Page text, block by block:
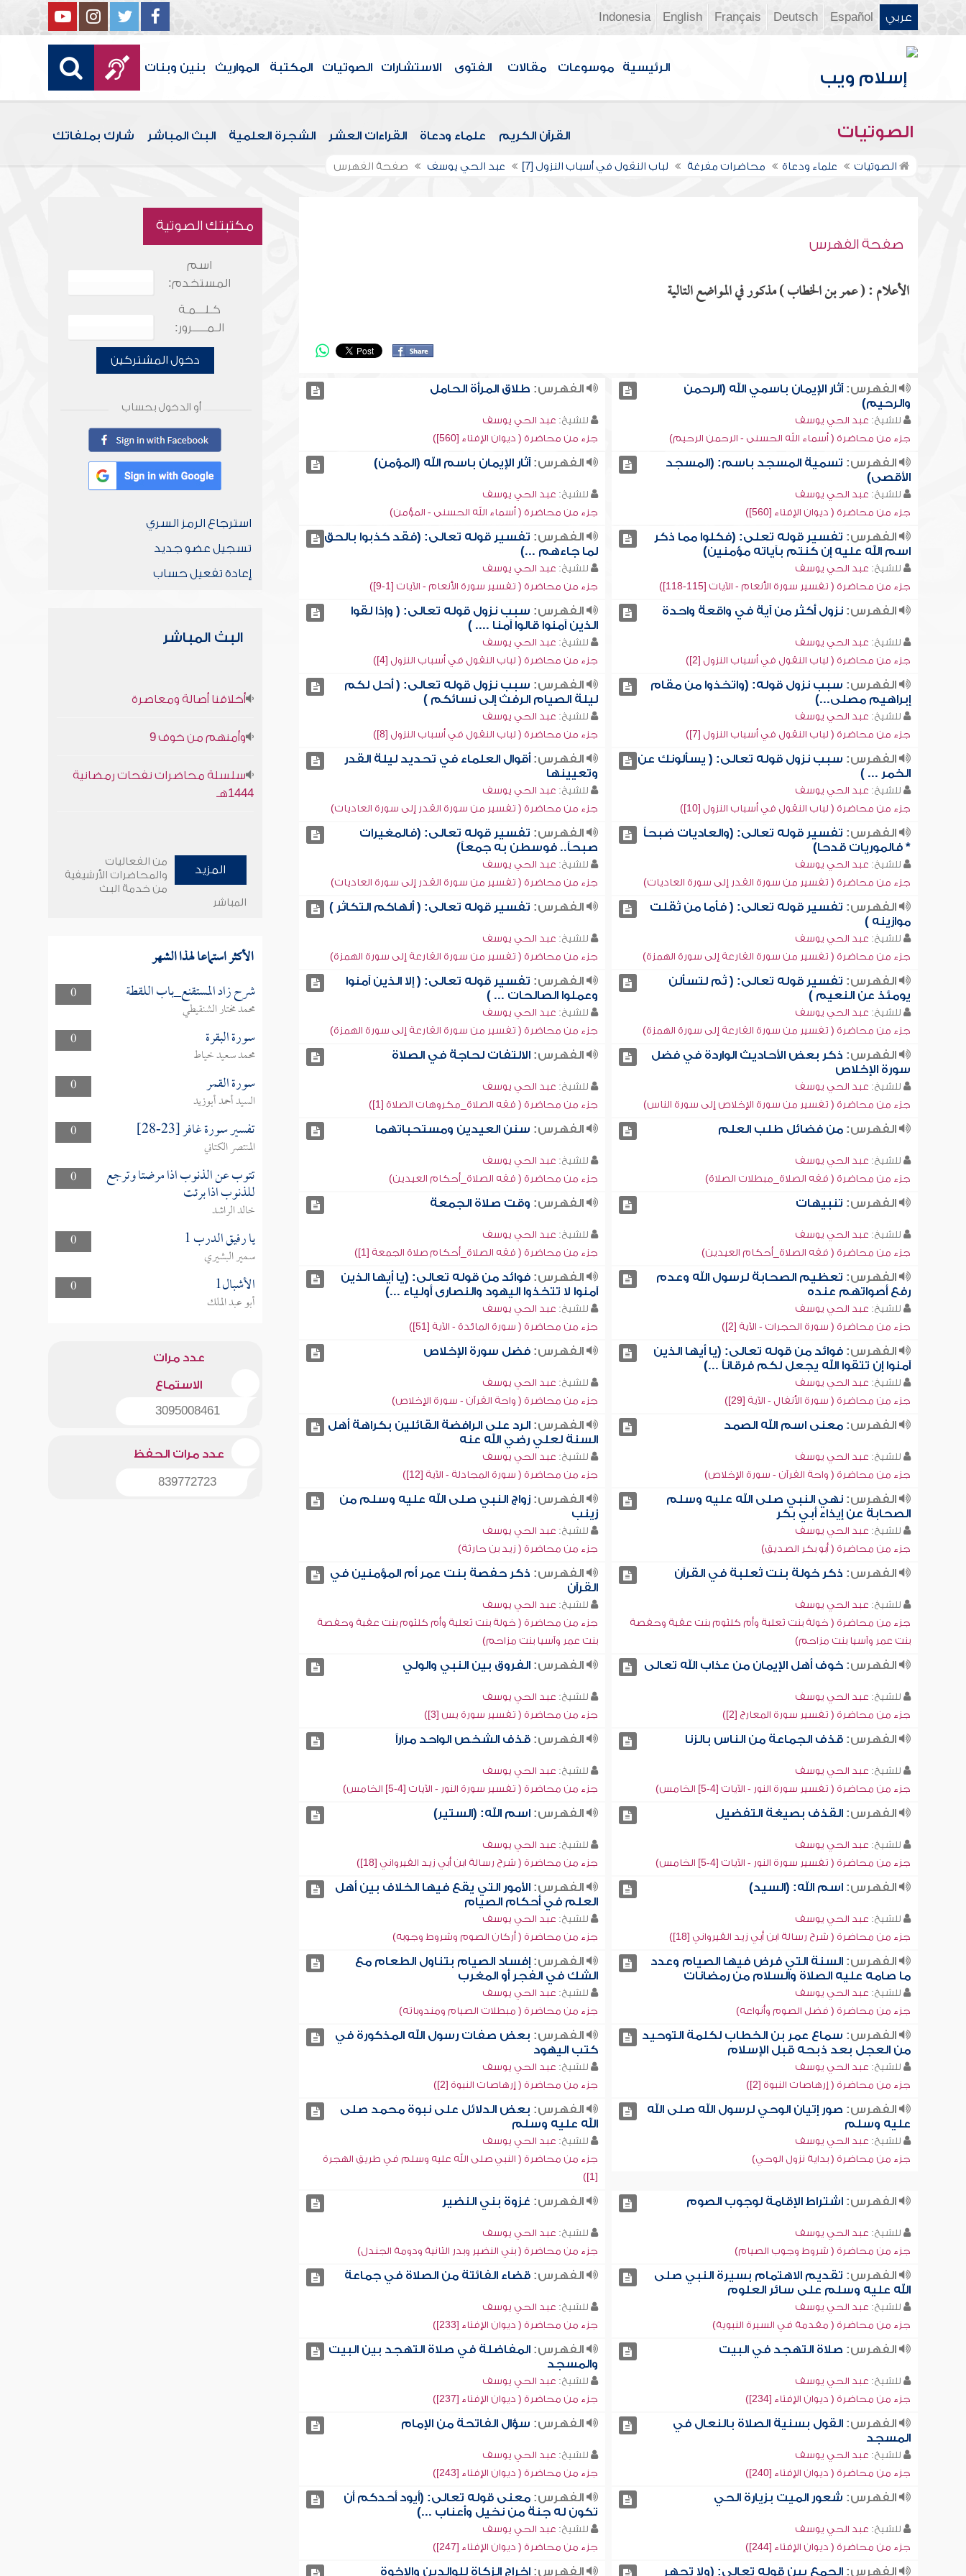
عربي Español
Deutsch
Français
English
Indonesia
الرئيسية موسوعات مقالات الفتوى الاستشارات الصوتيات المكتبة المواريث بنين وبنات
الصوتيات القرآن الكريم علماء ودعاة القراءات العشر الشجرة العلمية البث المباشر شارك بملفاتك
الصوتيات علماء ودعاة محاضرات مفرغة لباب النقول في أسباب النزول [7] عبد الحي يوسف صفحة الفهرس
صفحة الفهرس
الأعلام : ( عمر بن الخطاب ) مذكور في المواضع التالية
الفهرس:آثار الإيمان باسمي الله (الرحمن
والرحيم)
للشيخ: عبد الحي يوسف
جزء من محاضرة ( أسماء الله الحسنى - الرحمن الرحيم)
الفهرس: طلاق المرأة الحامل
للشيخ: عبد الحي يوسف
جزء من محاضرة ( ديوان الإفتاء [560])
الفهرس: تسمية المسجد باسم: (المسجد
الأقصى)
للشيخ: عبد الحي يوسف
جزء من محاضرة ( ديوان الإفتاء [560])
الفهرس: آثار الإيمان باسم الله (المؤمن)
للشيخ: عبد الحي يوسف
جزء من محاضرة ( أسماء الله الحسنى - المؤمن)
الفهرس: تفسير قوله تعلى: (فكلوا مما ذكر
اسم الله عليه إن كنتم بآياته مؤمنين)
للشيخ: عبد الحي يوسف
جزء من محاضرة ( تفسير سورة الأنعام - الآيات [115-118])
الفهرس: تفسير قوله تعالى: (فقد كذبوا بالحق
لما جاءهم ...)
للشيخ: عبد الحي يوسف
جزء من محاضرة ( تفسير سورة الأنعام - الآيات [1-9])
الفهرس:نزول أكثر من آية في واقعة واحدة
للشيخ: عبد الحي يوسف
جزء من محاضرة ( لباب النقول في أسباب النزول [2])
الفهرس: سبب نزول قوله تعالى: ( وإذا لقوا
الذين آمنوا قالوا آمنا .... )
للشيخ: عبد الحي يوسف
جزء من محاضرة ( لباب النقول في أسباب النزول [4])
الفهرس: سبب نزول قوله: (واتخذوا من مقام
إبراهيم مصلى...)
للشيخ: عبد الحي يوسف
جزء من محاضرة ( لباب النقول في أسباب النزول [7])
الفهرس: سبب نزول قوله تعالى: ( أحل لكم
ليلة الصيام الرفث إلى نسائكم )
للشيخ: عبد الحي يوسف
جزء من محاضرة ( لباب النقول في أسباب النزول [8])
الفهرس: سبب نزول قوله تعالى: ( يسألونك عن
الخمر ... )
للشيخ: عبد الحي يوسف
جزء من محاضرة ( لباب النقول في أسباب النزول [10])
الفهرس: أقوال العلماء في تحديد ليلة القدر
وتعيينها
للشيخ: عبد الحي يوسف
جزء من محاضرة ( تفسير من سورة القدر إلى سورة العاديات)
الفهرس: تفسير قوله تعالى: (والعاديات ضبحاً
* فالموريات قدحا)
للشيخ: عبد الحي يوسف
جزء من محاضرة ( تفسير من سورة القدر إلى سورة العاديات)
الفهرس: تفسير قوله تعالى: (فالمغيرات
صبحاً.. فوسطن به جمعاً)
للشيخ: عبد الحي يوسف
جزء من محاضرة ( تفسير من سورة القدر إلى سورة العاديات)
الفهرس: تفسير قوله تعالى: ( فأما من ثقلت
موازينه )
للشيخ: عبد الحي يوسف
جزء من محاضرة ( تفسير من سورة القارعة إلى سورة الهمزة)
الفهرس: تفسير قوله تعالى: ( ألهاكم التكاثر )
للشيخ: عبد الحي يوسف
جزء من محاضرة ( تفسير من سورة القارعة إلى سورة الهمزة)
الفهرس: تفسير قوله تعالى: ( ثم لتسألن
يومئذ عن النعيم )
للشيخ: عبد الحي يوسف
جزء من محاضرة ( تفسير من سورة القارعة إلى سورة الهمزة)
الفهرس: تفسير قوله تعالى: ( إلا الذين آمنوا
وعملوا الصالحات ... )
للشيخ: عبد الحي يوسف
جزء من محاضرة ( تفسير من سورة القارعة إلى سورة الهمزة)
الفهرس: ذكر بعض الأحاديث الواردة في فضل
سورة الإخلاص
للشيخ: عبد الحي يوسف
جزء من محاضرة ( تفسير من سورة الإخلاص إلى سورة الناس)
الفهرس: الالتفات لحاجة في الصلاة
للشيخ: عبد الحي يوسف
جزء من محاضرة ( فقه الصلاة_مكروهات الصلاة [1])
الفهرس:من فضائل طلب العلم
للشيخ: عبد الحي يوسف
جزء من محاضرة ( فقه الصلاة_مبطلات الصلاة)
الفهرس: سنن العيدين ومستحباتهما
للشيخ: عبد الحي يوسف
جزء من محاضرة ( فقه الصلاة_أحكام العيدين)
الفهرس: تنبيهات
للشيخ: عبد الحي يوسف
جزء من محاضرة ( فقه الصلاة_أحكام العيدين)
الفهرس: وقت صلاة الجمعة
للشيخ: عبد الحي يوسف
جزء من محاضرة ( فقه الصلاة_أحكام صلاة الجمعة [1])
الفهرس: تعظيم الصحابة لرسول الله وعدم
رفع أصواتهم عنده
للشيخ: عبد الحي يوسف
جزء من محاضرة ( سورة الحجرات - الآية [2])
الفهرس: فوائد من قوله تعالى: (يا أيها الذين
آمنوا لا تتخذوا اليهود والنصارى أولياء ...)
للشيخ: عبد الحي يوسف
جزء من محاضرة ( سورة المائدة - الآية [51])
الفهرس:فوائد من قوله تعالى: (يا أيها الذين
آمنوا إن تتقوا الله يجعل لكم فرقاناً ...)
للشيخ: عبد الحي يوسف
جزء من محاضرة ( سورة الأنفال - الآية [29])
الفهرس: فضل سورة الإخلاص
للشيخ: عبد الحي يوسف
جزء من محاضرة ( واحة القرآن - سورة الإخلاص)
الفهرس:معنى اسم الله الصمد
للشيخ: عبد الحي يوسف
جزء من محاضرة ( واحة القرآن - سورة الإخلاص)
الفهرس: الرد على الرافضة القائلين بكراهة أهل
السنة لعلي رضي الله عنه
للشيخ: عبد الحي يوسف
جزء من محاضرة ( سورة المجادلة - الآية [12])
الفهرس:نهي النبي صلى الله عليه وسلم
الصحابة عن إيذاء أبي بكر
للشيخ: عبد الحي يوسف
جزء من محاضرة ( أبو بكر الصديق)
الفهرس: زواج النبي صلى الله عليه وسلم من
زينب
للشيخ: عبد الحي يوسف
جزء من محاضرة ( زيد بن حارثة)
الفهرس: ذكر خولة بنت ثعلبة في القرآن
للشيخ: عبد الحي يوسف
جزء من محاضرة ( خولة بنت ثعلبة وأم كلثوم بنت عقبة وحفصة
بنت عمر وآسيا بنت مزاحم)
الفهرس: ذكر حفصة بنت عمر أم المؤمنين في
القرآن
للشيخ: عبد الحي يوسف
جزء من محاضرة ( خولة بنت ثعلبة وأم كلثوم بنت عقبة وحفصة
بنت عمر وآسيا بنت مزاحم)
الفهرس:خوف أهل الإيمان من عذاب الله تعالى
للشيخ: عبد الحي يوسف
جزء من محاضرة ( تفسير سورة المعارج [2])
الفهرس: الفروق بين النبي والولي
للشيخ: عبد الحي يوسف
جزء من محاضرة ( تفسير سورة يس [3])
الفهرس:قذف الجماعة من الناس بالزنا
للشيخ: عبد الحي يوسف
جزء من محاضرة ( تفسير سورة النور - الآيات [4-5] الخامس)
الفهرس: قذف الشخص الواحد مراراً
للشيخ: عبد الحي يوسف
جزء من محاضرة ( تفسير سورة النور - الآيات [4-5] الخامس)
الفهرس:القذف بصيغة التفضيل
للشيخ: عبد الحي يوسف
جزء من محاضرة ( تفسير سورة النور - الآيات [4-5] الخامس)
الفهرس: اسم الله: (الستير)
للشيخ: عبد الحي يوسف
جزء من محاضرة ( شرح رسالة ابن أبي زيد القيرواني [18])
الفهرس:اسم الله: (السيد)
للشيخ: عبد الحي يوسف
جزء من محاضرة ( شرح رسالة ابن أبي زيد القيرواني [18])
الفهرس: الأمور التي يقع فيها الخلاف بين أهل
العلم في أحكام الصيام
للشيخ: عبد الحي يوسف
جزء من محاضرة ( أركان الصوم وشروط وجوبه)
الفهرس:السنة التي فرض فيها الصيام وعدد
ما صامه عليه الصلاة والسلام من رمضانات
للشيخ: عبد الحي يوسف
جزء من محاضرة ( فضل الصوم وأنواعه)
الفهرس: إفساد الصيام بتناول الطعام مع
الشك في الفجر أو المغرب
للشيخ: عبد الحي يوسف
جزء من محاضرة ( مبطلات الصيام ومندوباته)
الفهرس: سماع عمر بن الخطاب لكلمة التوحيد
من العجل بعد ذبحه قبل الإسلام
للشيخ: عبد الحي يوسف
جزء من محاضرة ( إرهاصات النبوة [2])
الفهرس: بعض صفات رسول الله المذكورة في
كتب اليهود
للشيخ: عبد الحي يوسف
جزء من محاضرة ( إرهاصات النبوة [2])
الفهرس: صور إتيان الوحي لرسول الله صلى الله
عليه وسلم
للشيخ: عبد الحي يوسف
جزء من محاضرة ( بداية نزول الوحي)
الفهرس: بعض الدلائل على نبوة محمد صلى
الله عليه وسلم
للشيخ: عبد الحي يوسف
جزء من محاضرة ( النبي صلى الله عليه وسلم في طريق الهجرة
[1])
الفهرس:اشتراط الإقامة لوجوب الصوم
للشيخ: عبد الحي يوسف
جزء من محاضرة ( شروط وجوب الصيام)
الفهرس: غزوة بني النضير
للشيخ: عبد الحي يوسف
جزء من محاضرة ( بني النضير وبدر الثانية ودومة الجندل)
الفهرس: تقديم الاهتمام بسيرة النبي صلى
الله عليه وسلم على سائر العلوم
للشيخ: عبد الحي يوسف
جزء من محاضرة ( مقدمة في السيرة النبوية)
الفهرس: قضاء الفائتة من الصلاة في جماعة
للشيخ: عبد الحي يوسف
جزء من محاضرة ( ديوان الإفتاء [233])
الفهرس: صلاة التهجد في البيت
للشيخ: عبد الحي يوسف
جزء من محاضرة ( ديوان الإفتاء [234])
الفهرس: المفاضلة في صلاة التهجد بين البيت
والمسجد
للشيخ: عبد الحي يوسف
جزء من محاضرة ( ديوان الإفتاء [237])
الفهرس:القول بسنية الصلاة بالنعال في
المسجد
للشيخ: عبد الحي يوسف
جزء من محاضرة ( ديوان الإفتاء [240])
الفهرس: سؤال الفاتحة من الإمام
للشيخ: عبد الحي يوسف
جزء من محاضرة ( ديوان الإفتاء [243])
الفهرس: شعور الميت بزيارة الحي
للشيخ: عبد الحي يوسف
جزء من محاضرة ( ديوان الإفتاء [244])
الفهرس: معنى قوله تعالى: (أيود أحدكم أن
تكون له جنة من نخيل وأعناب ...)
للشيخ: عبد الحي يوسف
جزء من محاضرة ( ديوان الإفتاء [247])
الفهرس:الجمع بين قوله تعالى: (ولا تجهر الفهرس: إخراج الزكاة للوالدين والإخوة
مكتبتك الصوتية
اسم
المستخدم:
كـلـــمـة
الـمـــــرور:
دخول المشتركين
أو الدخول بحساب
استرجاع الرمز السري
تسجيل عضو جديد
إعادة تفعيل حساب
البث المباشر
أخلاقنا أصالة ومعاصرة
وأمنهم من خوف 9
سلسلة محاضرات نفحات رمضانية
1444هـ
المزيد
من الفعاليات
والمحاضرات الأرشيفية
من خدمة البث
المباشر
الأكثر استماعا لهذا الشهر
0 شرح زاد المستقنع_باب اللقطة
محمد مختار الشنقيطي
0
سورة البقرة
محمد سعيد خياط
0
سورة القمر
السيد أحمد أبوزيد
0
تفسير سورة غافر [23-28]
المنتصر الكتاني
0
تتوب عن الذنوب اذا مرضتا وترجع
للذنوب اذا برئت
خالد الراشد
0
يا رفيق الدرب 1
سمير البشيري
0
الأشبال1
أبو عبد الملك
عدد مرات
الاستماع
3095008461
عدد مرات الحفظ
839772723